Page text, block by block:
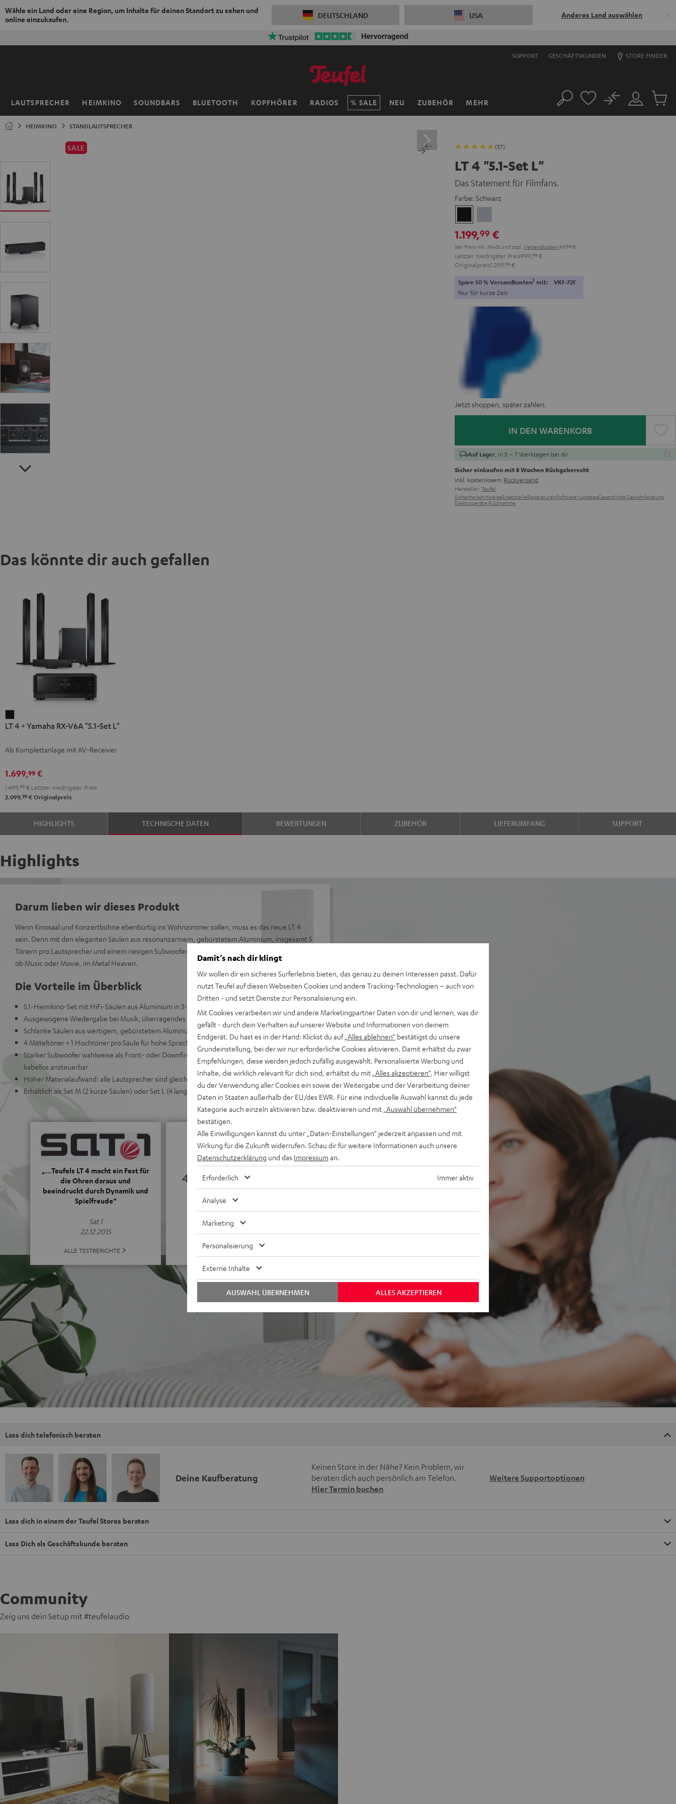
Wähle ein Land oder eine Region, um Inhalte für deinen Standort zu sehen und
online einzukaufen.
DEUTSCHLAND USA Anderes Land auswählen
50% Versandkosten sparen mit VKF-72F 06D:15
SUPPORT GESCHÄFTSKUNDEN STORE FINDER
LAUTSPRECHER HEIMKINO SOUNDBARS BLUETOOTH KOPFHÖRER RADIOS SALE NEU ZUBEHÖR MEHR
Startseite Suche
Mein
Konto
No
Artikel
HEIMKINO STANDLAUTSPRECHER
SALE (37)
LT 4 "5.1-Set L"
Das Statement für Filmfans.
Farbe: Schwarz
1.199,99 €
Set-Preis inkl. MwSt und zzgl. Versandkosten 69,99 €
Letzter niedrigster Preis999, 99 €
Originalpreis1.299, 99 €
Spare 50 % Versandkosten1 mit: VKF-72F
Nur für kurze Zeit
Jetzt shoppen, später zahlen.
IN DEN WARENKORB
Auf Lager , in 5 – 7 Werktagen bei dir
Sicher einkaufen mit 8 Wochen Rückgaberecht
inkl. kostenlosem Rückversand
Hersteller: Teufel
SicherheitshinweiseErsatzteileReparaturenSoftware-UpdatesGesetzliche Gewährleistung
Elektrogeräte Rücknahme
Das könnte dir auch gefallen
4
Yamaha
V6A
"5.1-
Set
L"
Schwarz
LT 4 + Yamaha RX-V6A "5.1-Set L"
Als Komplettanlage mit AV-Receiver
1.699,99 €
1.499, 99 € Letzter niedrigster Preis
2.099,99 € Originalpreis
HIGHLIGHTS TECHNISCHE DATEN BEWERTUNGEN ZUBEHÖR LIEFERUMFANG SUPPORT
Highlights
Darum lieben wir dieses Produkt
Wenn Kinosaal und Konzertbühne ebenbürtig ins Wohnzimmer sollen, muss es das neue LT 4
sein. Denn mit den eleganten Säulen aus resonanzarmem, gebürstetem Aluminium, insgesamt 5
Tönern pro Lautsprecher und einem riesigen Subwoofer schweben Sie bereits beim ersten Ton,
ob Music oder Movie, im Metal Heaven.
Die Vorteile im Überblick
5.1-Heimkino-Set mit HiFi-Säulen aus Aluminium in 3-Wege-Technik
Ausgewogene Wiedergabe bei Musik, überragendes Mittendringefühl bei Filmton & Games
Schlanke Säulen aus wertigem, gebürstetem Aluminum für perfekte Wohnraumintegration
4 Mitteltöner + 1 Hochtöner pro Säule für hohe Sprachverständlichkeit & Natürlichkeit
Starker Subwoofer wahlweise als Front- oder Downfire-Subwoofer verwendbar, optional
kabellos ansteuerbar
Hoher Materialaufwand: alle Lautsprecher sind gleich bestückt für beste Räumlichkeit
Erhältlich als Set M (2 kurze Säulen) oder Set L (4 lange Säulen), passend für jeden AV-Receiver
„…Teufels LT 4 macht ein Fest für
die Ohren daraus und
beeindruckt durch Dynamik und
Spielfreude“
Sat 1
22.12.2015
ALLE TESTBERICHTE
4.95
(4.95 von 5 bei 37 Bewertungen)
ALLE BEWERTUNGEN
Lass dich telefonisch beraten
Deine Kaufberatung
Keinen Store in der Nähe? Kein Problem, wir
beraten dich auch persönlich am Telefon.
Hier Termin buchen
Weitere Supportoptionen
Lass dich in einem der Teufel Stores beraten
Lass Dich als Geschäftskunde beraten
Community
Zeig uns dein Setup mit #teufelaudio
Damit‘s nach dir klingt
Wir wollen dir ein sicheres Surferlebnis bieten, das genau zu deinen Interessen passt. Dafür
nutzt Teufel auf diesen Webseiten Cookies und andere Tracking-Technologien – auch von
Dritten - und setzt Dienste zur Personalisierung ein.
Mit Cookies verarbeiten wir und andere Marketingpartner Daten von dir und lernen, was dir
gefällt - durch dein Verhalten auf unserer Website und Informationen von deinem
Endgerät. Du hast es in der Hand: Klickst du auf „Alles ablehnen“ bestätigst du unsere
Grundeinstellung, bei der wir nur erforderliche Cookies aktivieren. Damit erhältst du zwar
Empfehlungen, diese werden jedoch zufällig ausgewählt. Personalisierte Werbung und
Inhalte, die wirklich relevant für dich sind, erhältst du mit „Alles akzeptieren“. Hier willigst
du der Verwendung aller Cookies ein sowie der Weitergabe und der Verarbeitung deiner
Daten in Staaten außerhalb der EU/des EWR. Für eine individuelle Auswahl kannst du jede
Kategorie auch einzeln aktivieren bzw. deaktivieren und mit „Auswahl übernehmen“
bestätigen.
Alle Einwilligungen kannst du unter „Daten-Einstellungen“ jederzeit anpassen und mit
Wirkung für die Zukunft widerrufen. Schau dir für weitere Informationen auch unsere
Datenschutzerklärung und das Impressum an.
Erforderlich Immer aktiv
Analyse
Marketing
Personalisierung
Externe Inhalte
ALLES AKZEPTIEREN
AUSWAHL ÜBERNEHMEN